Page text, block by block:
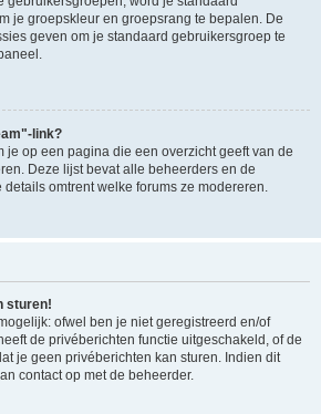
je groepskleur en groepsrang te bepalen. De
geven om je standaard gebruikersgroep te
link?
je op een pagina die een overzicht geeft van de
Deze lijst bevat alle beheerders en de
omtrent welke forums ze modereren.
sturen!
ofwel ben je niet geregistreerd en/of
de privéberichten functie uitgeschakeld, of de
je geen privéberichten kan sturen. Indien dit
contact op met de beheerder.